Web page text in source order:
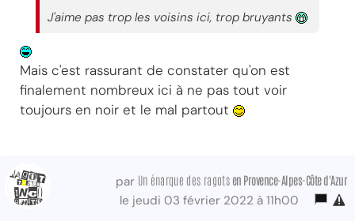
J'aime pas trop les voisins ici, trop bruyants
Mais c'est rassurant de constater qu'on est
finalement nombreux ici à ne pas tout voir
toujours en noir et le mal partout
par Un énarque des ragots en Provence-Alpes-Côte d'Azur
le jeudi 03 février 2022 à 11h00